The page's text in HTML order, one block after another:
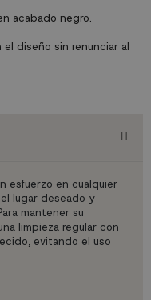
acabado negro.
diseño sin renunciar al
esfuerzo en cualquier
lugar deseado y
mantener su
limpieza regular con
evitando el uso